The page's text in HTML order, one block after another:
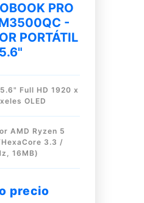
PRO
-
PORTÁTIL
Full HD 1920 x
OLED
AMD Ryzen 5
3.3 /
16MB)
precio